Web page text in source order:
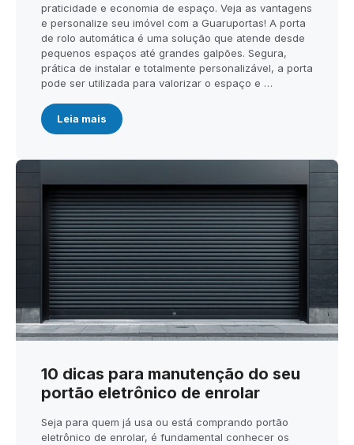
praticidade e economia de espaço. Veja as vantagens
e personalize seu imóvel com a Guaruportas! A porta
de rolo automática é uma solução que atende desde
pequenos espaços até grandes galpões. Segura,
prática de instalar e totalmente personalizável, a porta
pode ser utilizada para valorizar o espaço e …
Leia mais
10 dicas para manutenção do seu
portão eletrônico de enrolar
Seja para quem já usa ou está comprando portão
eletrônico de enrolar, é fundamental conhecer os